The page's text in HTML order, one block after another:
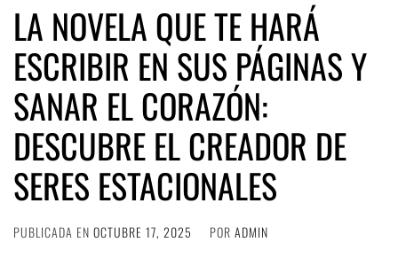
LA NOVELA QUE TE HARÁ
ESCRIBIR EN SUS PÁGINAS Y
SANAR EL CORAZÓN:
DESCUBRE EL CREADOR DE
SERES ESTACIONALES
PUBLICADA EN OCTUBRE 17, 2025 POR ADMIN